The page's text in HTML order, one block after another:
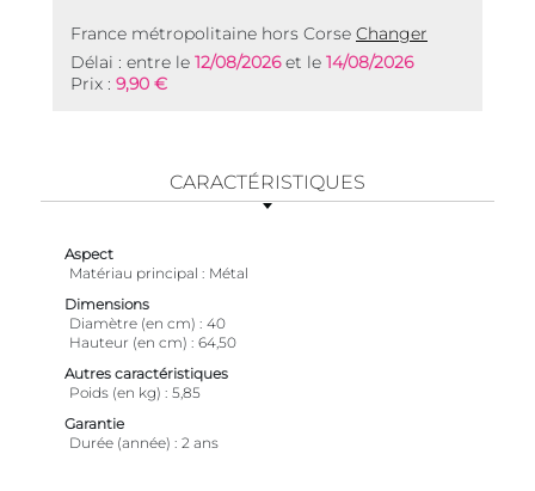
France métropolitaine hors Corse Changer
Délai : entre le 12/08/2026et le 14/08/2026
Prix : 9,90 €
CARACTÉRISTIQUES
Aspect
Matériau principal
Métal
Dimensions
Diamètre (en cm)
40
Hauteur (en cm)
64,50
Autres caractéristiques
Poids (en kg)
5,85
Garantie
Durée (année)
2 ans